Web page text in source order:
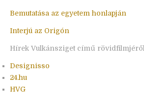
Bemutatása az egyetem honlapján
Interjú az Origón
Hírek Vulkánsziget című rövidfilmjéről
Designisso
24.hu
HVG